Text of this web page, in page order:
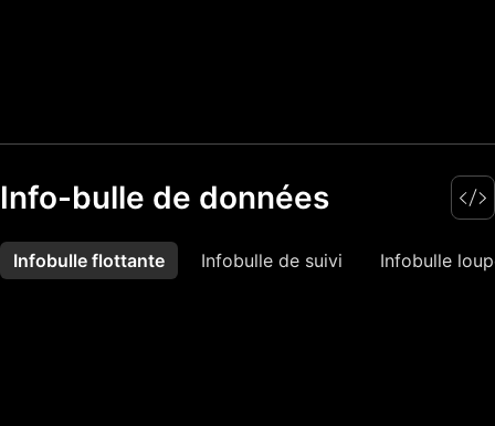
Info-bulle de données
Infobulle flottante Infobulle de suivi Infobulle
Plus